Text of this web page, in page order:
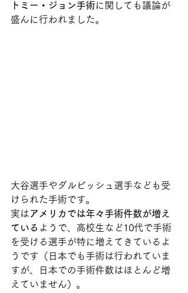
トミー・ジョン手術に関しても議論が
盛んに行われました。
大谷選手やダルビッシュ選手なども受
けられた手術です。
実は アメリカでは年々手術件数が増え
ている ようで、高校生など10代で手術
を受ける選手が特に増えてきているよ
うです（日本でも手術は行われていま
すが、日本での手術件数はほとんど増
えていません）。